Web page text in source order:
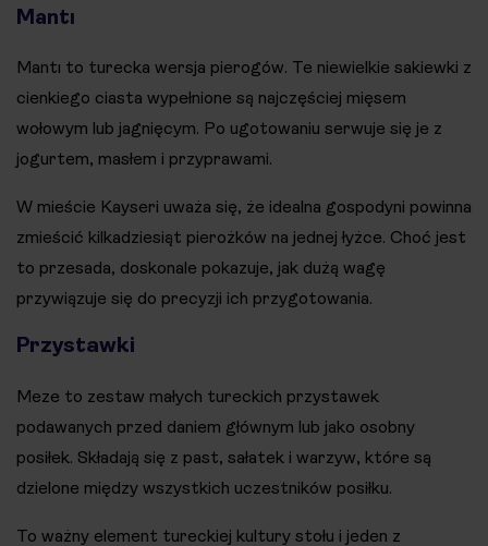
Mantı
Mantı to turecka wersja pierogów. Te niewielkie sakiewki z
cienkiego ciasta wypełnione są najczęściej mięsem
wołowym lub jagnięcym. Po ugotowaniu serwuje się je z
jogurtem, masłem i przyprawami.
W mieście Kayseri uważa się, że idealna gospodyni powinna
zmieścić kilkadziesiąt pierożków na jednej łyżce. Choć jest
to przesada, doskonale pokazuje, jak dużą wagę
przywiązuje się do precyzji ich przygotowania.
Przystawki
Meze to zestaw małych tureckich przystawek
podawanych przed daniem głównym lub jako osobny
posiłek. Składają się z past, sałatek i warzyw, które są
dzielone między wszystkich uczestników posiłku.
To ważny element tureckiej kultury stołu i jeden z